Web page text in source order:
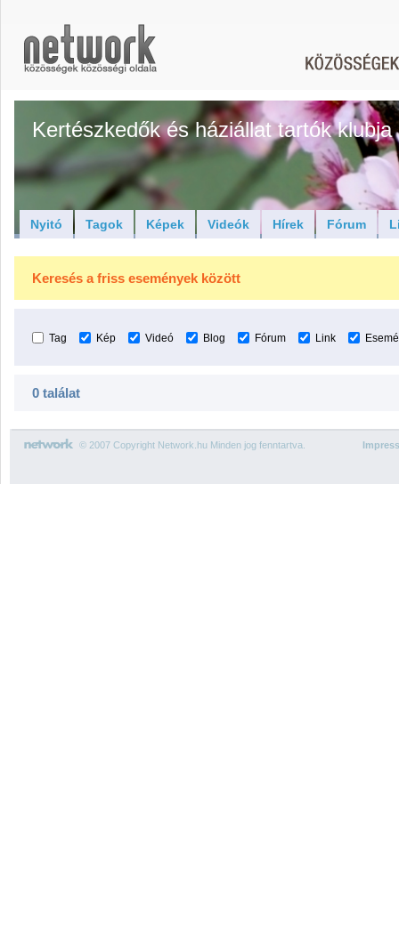
Kertészkedők és háziállat tartók klubja
Nyitó Tagok Képek Videók Hírek Fórum
Keresés a friss események között
Tag Kép Videó Blog Fórum Link
0 találat
© 2007 Copyright Network.hu Minden jog fenntartva.